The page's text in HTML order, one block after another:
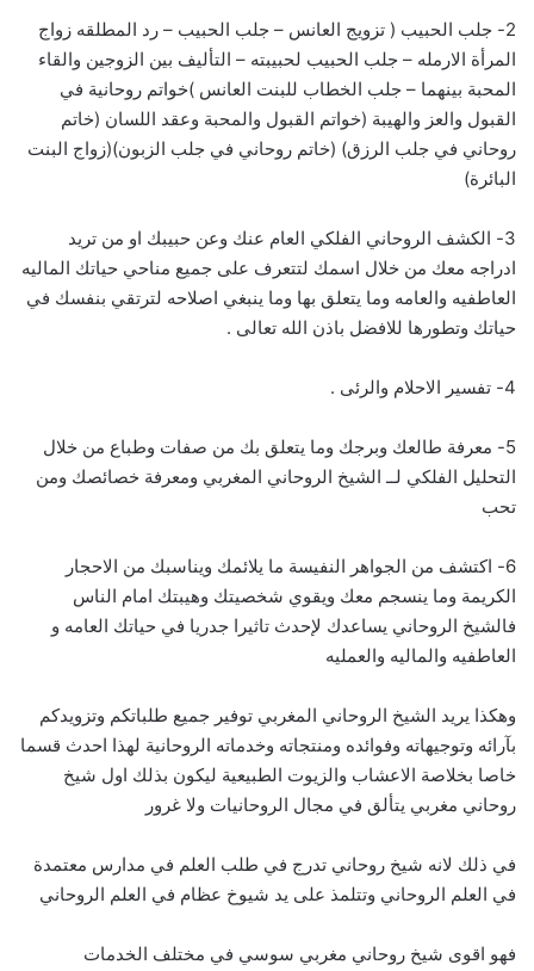
2- جلب الحبيب ( تزويج العانس – جلب الحبيب – رد المطلقه زواج
المرأة الارمله – جلب الحبيب لحبيبته – التأليف بين الزوجين والقاء
المحبة بينهما – جلب الخطاب للبنت العانس )خواتم روحانية في
القبول والعز والهيبة (خواتم القبول والمحبة وعقد اللسان (خاتم
روحاني في جلب الرزق) (خاتم روحاني في جلب الزبون)(زواج البنت
البائرة)
3- الكشف الروحاني الفلكي العام عنك وعن حبيبك او من تريد
ادراجه معك من خلال اسمك لتتعرف على جميع مناحي حياتك الماليه
العاطفيه والعامه وما يتعلق بها وما ينبغي اصلاحه لترتقي بنفسك في
حياتك وتطورها للافضل باذن الله تعالى .
4- تفسير الاحلام والرئى .
5- معرفة طالعك وبرجك وما يتعلق بك من صفات وطباع من خلال
التحليل الفلكي لــ الشيخ الروحاني المغربي ومعرفة خصائصك ومن
تحب
6- اكتشف من الجواهر النفيسة ما يلائمك ويناسبك من الاحجار
الكريمة وما ينسجم معك ويقوي شخصيتك وهيبتك امام الناس
فالشيخ الروحاني يساعدك لإحدث تاثيرا جدريا في حياتك العامه و
العاطفيه والماليه والعمليه
وهكذا يريد الشيخ الروحاني المغربي توفير جميع طلباتكم وتزويدكم
بآرائه وتوجيهاته وفوائده ومنتجاته وخدماته الروحانية لهذا احدث قسما
خاصا بخلاصة الاعشاب والزيوت الطبيعية ليكون بذلك اول شيخ
روحاني مغربي يتألق في مجال الروحانيات ولا غرور
في ذلك لانه شيخ روحاني تدرج في طلب العلم في مدارس معتمدة
في العلم الروحاني وتتلمذ على يد شيوخ عظام في العلم الروحاني
فهو اقوى شيخ روحاني مغربي سوسي في مختلف الخدمات